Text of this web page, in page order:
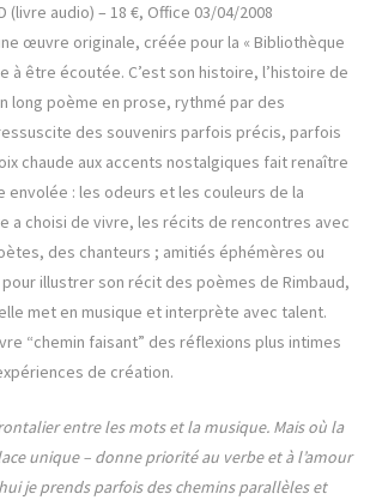
(livre audio) – 18 €, Office 03/04/2008
œuvre originale, créée pour la « Bibliothèque
à être écoutée. C’est son histoire, l’histoire de
long poème en prose, rythmé par des
des souvenirs parfois précis, parfois
chaude aux accents nostalgiques fait renaître
envolée : les odeurs et les couleurs de la
a choisi de vivre, les récits de rencontres avec
des chanteurs ; amitiés éphémères ou
illustrer son récit des poèmes de Rimbaud,
met en musique et interprète avec talent.
“chemin faisant” des réflexions plus intimes
de création.
entre les mots et la musique. Mais où la
unique – donne priorité au verbe et à l’amour
je prends parfois des chemins parallèles et